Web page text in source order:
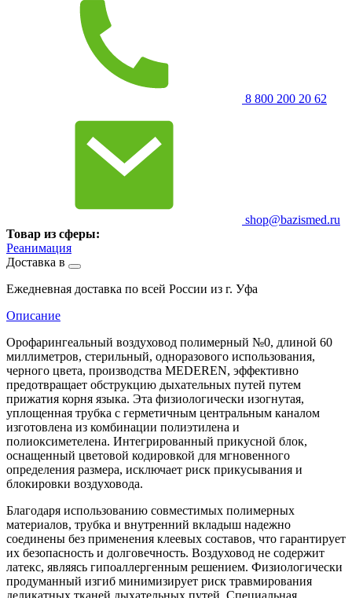
8 800 200 20 62
shop@bazismed.ru
Товар из сферы:
Реанимация
Доставка в
Ежедневная доставка по всей России из г. Уфа
Описание
Орофарингеальный воздуховод полимерный №0, длиной 60
миллиметров, стерильный, одноразового использования,
черного цвета, производства MEDEREN, эффективно
предотвращает обструкцию дыхательных путей путем
прижатия корня языка. Эта физиологически изогнутая,
уплощенная трубка с герметичным центральным каналом
изготовлена из комбинации полиэтилена и
полиоксиметелена. Интегрированный прикусной блок,
оснащенный цветовой кодировкой для мгновенного
определения размера, исключает риск прикусывания и
блокировки воздуховода.
Благодаря использованию совместимых полимерных
материалов, трубка и внутренний вкладыш надежно
соединены без применения клеевых составов, что гарантирует
их безопасность и долговечность. Воздуховод не содержит
латекс, являясь гипоаллергенным решением. Физиологически
продуманный изгиб минимизирует риск травмирования
деликатных тканей дыхательных путей. Специальная